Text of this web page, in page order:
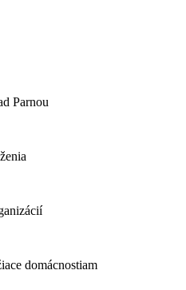
Parnou
domácnostiam